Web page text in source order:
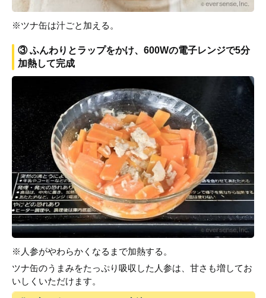
※ツナ缶は汁ごと加える。
③ ふんわりとラップをかけ、600Wの電子レンジで5分
加熱して完成
※人参がやわらかくなるまで加熱する。
ツナ缶のうまみをたっぷり吸収した人参は、甘さも増してお
いしくいただけます。